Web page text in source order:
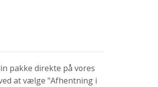
pakke direkte på vores
at vælge "Afhentning i